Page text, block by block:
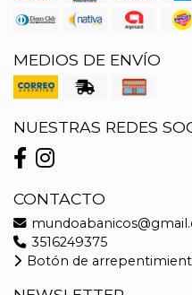
MEDIOS DE ENVÍO
NUESTRAS REDES
CONTACTO
3516249375
Botón de